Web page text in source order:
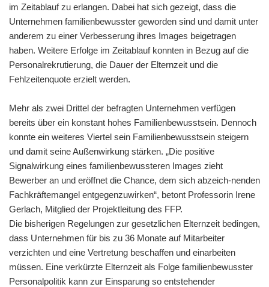
im Zeitablauf zu erlangen. Dabei hat sich gezeigt, dass die
Unternehmen familienbewusster geworden sind und damit unter
anderem zu einer Verbesserung ihres Images beigetragen
haben. Weitere Erfolge im Zeitablauf konnten in Bezug auf die
Personalrekrutierung, die Dauer der Elternzeit und die
Fehlzeitenquote erzielt werden.
Mehr als zwei Drittel der befragten Unternehmen verfügen
bereits über ein konstant hohes Familienbewusstsein. Dennoch
konnte ein weiteres Viertel sein Familienbewusstsein steigern
und damit seine Außenwirkung stärken. „Die positive
Signalwirkung eines familienbewussteren Images zieht
Bewerber an und eröffnet die Chance, dem sich abzeich-nenden
Fachkräftemangel entgegenzuwirken“, betont Professorin Irene
Gerlach, Mitglied der Projektleitung des FFP.
Die bisherigen Regelungen zur gesetzlichen Elternzeit bedingen,
dass Unternehmen für bis zu 36 Monate auf Mitarbeiter
verzichten und eine Vertretung beschaffen und einarbeiten
müssen. Eine verkürzte Elternzeit als Folge familienbewusster
Personalpolitik kann zur Einsparung so entstehender